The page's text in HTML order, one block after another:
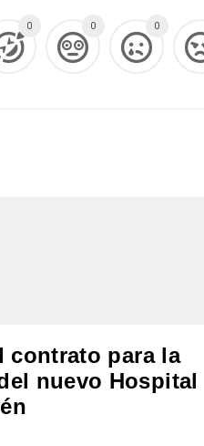
0 0 0
contrato para la
nuevo Hospital